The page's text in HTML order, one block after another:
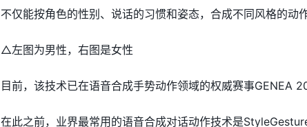
不仅能按角色的性别、说话的习惯和姿态，合成不同风格的动
△左图为男性，右图是女性
目前，该技术已在语音合成手势动作领域的权威赛事GENEA
在此之前，业界最常用的语音合成对话动作技术是